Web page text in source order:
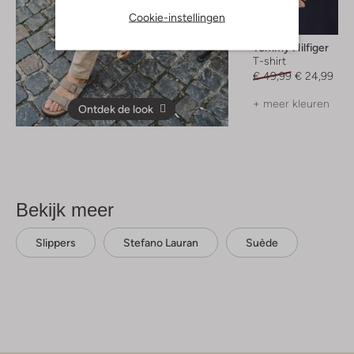
Cookie-instellingen
Ontdek de look
Tommy Hilfiger
T-shirt
€ 49,99 € 24,99
+ meer kleuren
Bekijk meer
Slippers Stefano Lauran Suède